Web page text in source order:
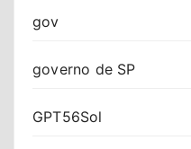
gov
governo de SP
GPT56Sol